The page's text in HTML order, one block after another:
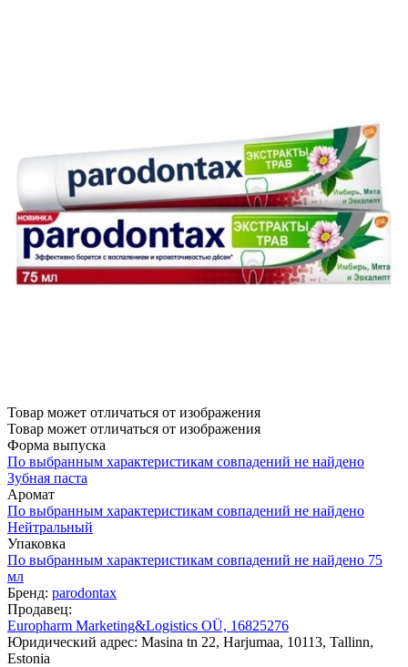
Товар может отличаться от изображения
Товар может отличаться от изображения
Форма выпуска
По выбранным характеристикам совпадений не найдено
Зубная паста
Аромат
По выбранным характеристикам совпадений не найдено
Нейтральный
Упаковка
По выбранным характеристикам совпадений не найдено 75
мл
Бренд: parodontax
Продавец:
Europharm Marketing&Logistics OÜ, 16825276
Юридический адрес: Masina tn 22, Harjumaa, 10113, Tallinn,
Estonia